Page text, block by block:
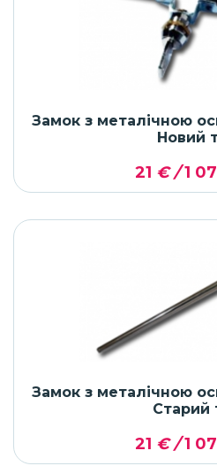
Замок з металічною
Новий
21 € /1
Замок з металічною
Старий
21 € /1